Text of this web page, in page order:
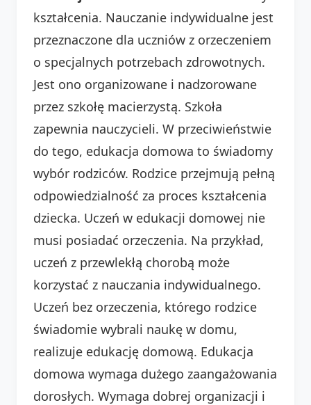
kształcenia. Nauczanie indywidualne jest
przeznaczone dla uczniów z orzeczeniem
o specjalnych potrzebach zdrowotnych.
Jest ono organizowane i nadzorowane
przez szkołę macierzystą. Szkoła
zapewnia nauczycieli. W przeciwieństwie
do tego, edukacja domowa to świadomy
wybór rodziców. Rodzice przejmują pełną
odpowiedzialność za proces kształcenia
dziecka. Uczeń w edukacji domowej nie
musi posiadać orzeczenia. Na przykład,
uczeń z przewlekłą chorobą może
korzystać z nauczania indywidualnego.
Uczeń bez orzeczenia, którego rodzice
świadomie wybrali naukę w domu,
realizuje edukację domową. Edukacja
domowa wymaga dużego zaangażowania
dorosłych. Wymaga dobrej organizacji i